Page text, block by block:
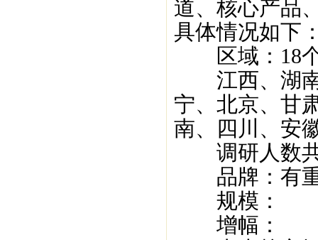
道、核心产品
具体情况如下
区域：18
江西、湖南
宁、北京、甘
南、四川、安
调研人数共
品牌：有重
规模：
增幅：